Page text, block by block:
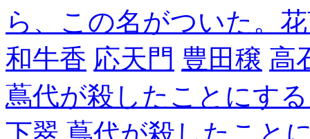
ら、この名がついた。
和牛香 応天門 豊田穣 高
蔦代が殺したことにす